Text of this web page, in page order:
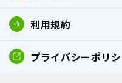
利用規約
プライバシーポリ